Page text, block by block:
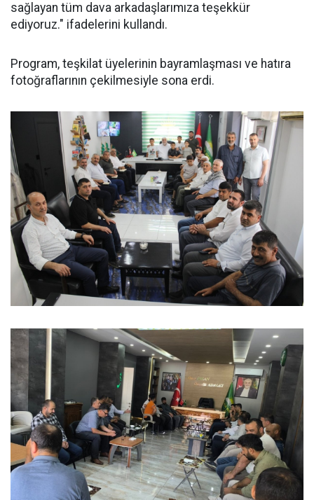
sağlayan tüm dava arkadaşlarımıza teşekkür
ediyoruz." ifadelerini kullandı.
Program, teşkilat üyelerinin bayramlaşması ve hatıra
fotoğraflarının çekilmesiyle sona erdi.